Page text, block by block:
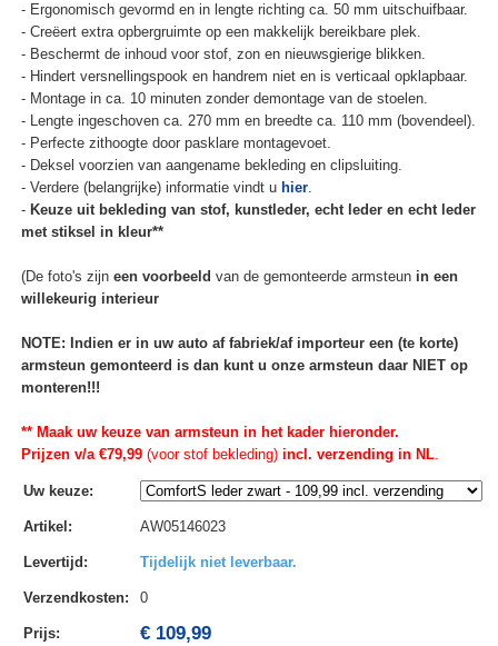
- Ergonomisch gevormd en in lengte richting ca. 50 mm uitschuifbaar.
- Creëert extra opbergruimte op een makkelijk bereikbare plek.
- Beschermt de inhoud voor stof, zon en nieuwsgierige blikken.
- Hindert versnellingspook en handrem niet en is verticaal opklapbaar.
- Montage in ca. 10 minuten zonder demontage van de stoelen.
- Lengte ingeschoven ca. 270 mm en breedte ca. 110 mm (bovendeel).
- Perfecte zithoogte door pasklare montagevoet.
- Deksel voorzien van aangename bekleding en clipsluiting.
- Verdere (belangrijke) informatie vindt u hier.
- Keuze uit bekleding van stof, kunstleder, echt leder en echt leder
met stiksel in kleur**
(De foto's zijn een voorbeeld van de gemonteerde armsteun in een
willekeurig interieur
NOTE: Indien er in uw auto af fabriek/af importeur een (te korte)
armsteun gemonteerd is dan kunt u onze armsteun daar NIET op
monteren!!!
** Maak uw keuze van armsteun in het kader hieronder.
Prijzen v/a €79,99(voor stof bekleding)incl. verzending in NL.
Uw keuze:
Artikel : AW05146023
Levertijd : Tijdelijk niet leverbaar.
Verzendkosten: 0
Prijs: € 109,99